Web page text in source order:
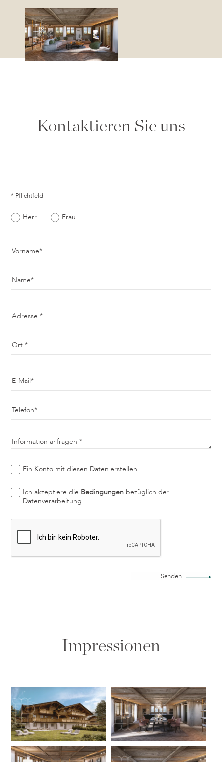
Kontaktieren Sie uns
* Pflichtfeld
Herr Frau
Vorname
Name
Adresse
Ort
E-Mail
Telefon
Information anfragen
Ein Konto mit diesen Daten erstellen
Ich akzeptiere die Bedingungenbezüglich der
Datenverarbeitung
Senden
Impressionen